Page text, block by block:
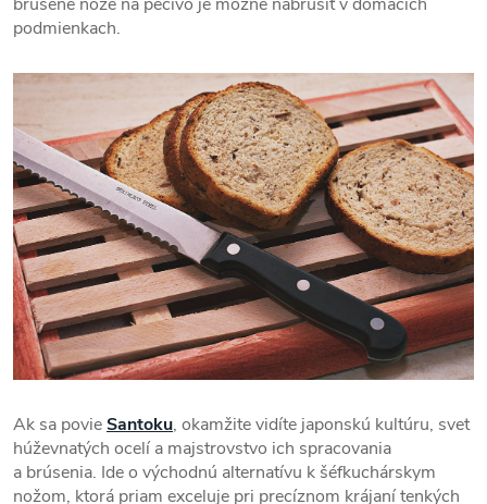
podmienkach.
Ak sa povieSantoku, okamžite vidíte japonskú kultúru, svet
húževnatých ocelí a majstrovstvo ich spracovania
a brúsenia. Ide o východnú alternatívu k šéfkuchárskym
nožom, ktorá priam exceluje pri precíznom krájaní tenkých